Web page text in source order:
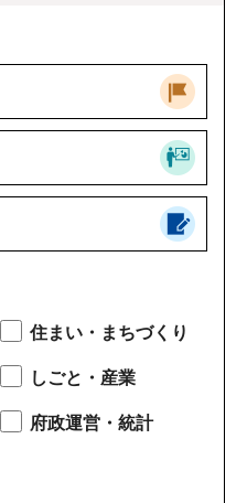
住まい・まちづくり
しごと・産業
府政運営・統計